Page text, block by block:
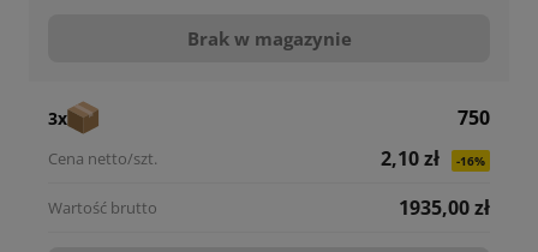
Brak w magazynie
3x
750
2,10 zł
-16%
1935,00 zł